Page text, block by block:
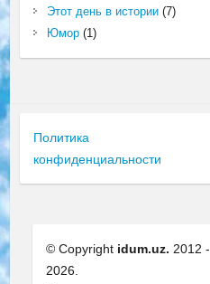
Этот день в истории(7)
Юмор(1)
Политика
конфиденциальности
© Copyright idum.uz. 2012 -
2026.